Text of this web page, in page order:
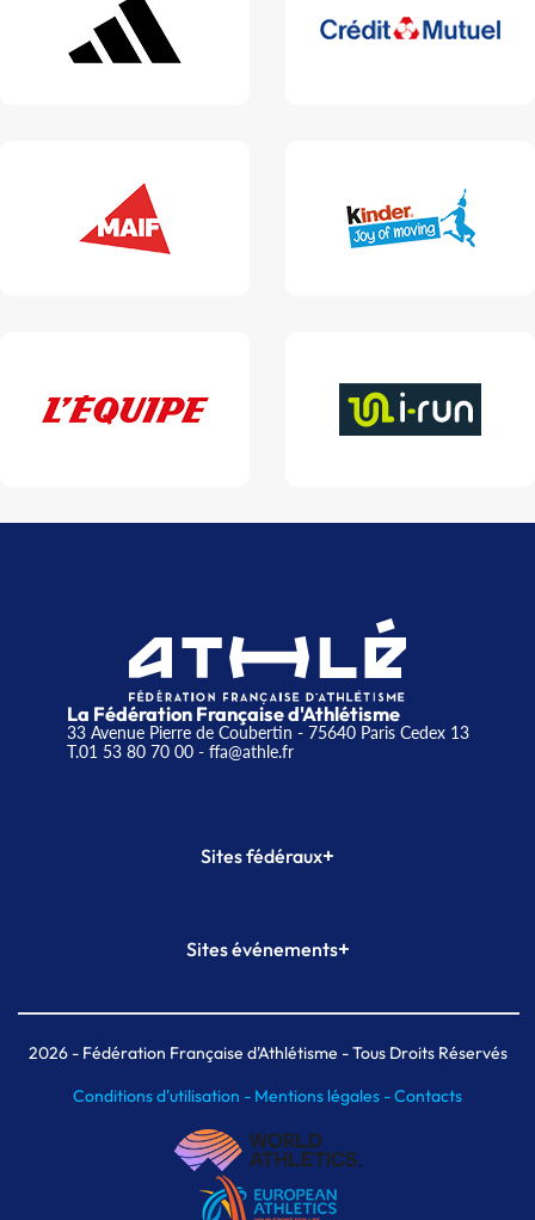
La Fédération Française d'Athlétisme
33 Avenue Pierre de Coubertin - 75640 Paris Cedex 13
T.01 53 80 70 00- ffa@athle.fr
Sites fédéraux+
Plateforme Formation
Sites événements+
Meeting de Paris indoor
MAIF Ekiden de Paris
2026- Fédération Française d'Athlétisme - Tous Droits Réservés
Conditions d'utilisation - Mentions légales -Contacts